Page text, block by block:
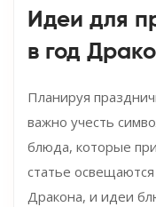
Идеи для
в год
Планируя
важно учесть
блюда, которые
статье
Дракона, и идеи